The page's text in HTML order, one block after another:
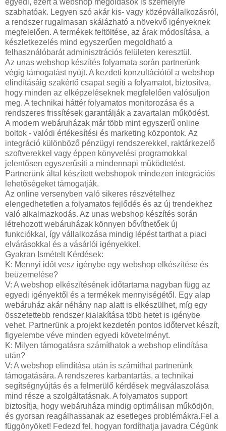
szabhatóak. Legyen szó akár kis- vagy középvállalkozásról,
a rendszer rugalmasan skálázható a növekvő igényeknek
megfelelően. A termékek feltöltése, az árak módosítása, a
készletkezelés mind egyszerűen megoldható a
felhasználóbarát adminisztrációs felületen keresztül.
Az unas webshop készítés folyamata során partnerünk
végig támogatást nyújt. A kezdeti konzultációtól a webshop
elindításáig szakértő csapat segíti a folyamatot, biztosítva,
hogy minden az elképzeléseknek megfelelően valósuljon
meg. A technikai háttér folyamatos monitorozása és a
rendszeres frissítések garantálják a zavartalan működést.
A modern webáruházak már több mint egyszerű online
boltok - valódi értékesítési és marketing központok. Az
integráció különböző pénzügyi rendszerekkel, raktárkezelő
szoftverekkel vagy éppen könyvelési programokkal
jelentősen egyszerűsíti a mindennapi működtetést.
Partnerünk által készített webshopok mindezen integrációs
lehetőségeket támogatják.
Az online versenyben való sikeres részvételhez
elengedhetetlen a folyamatos fejlődés és az új trendekhez
való alkalmazkodás. Az unas webshop készítés során
létrehozott webáruházak könnyen bővíthetőek új
funkciókkal, így vállalkozása mindig lépést tarthat a piaci
elvárásokkal és a vásárlói igényekkel.
Gyakran Ismételt Kérdések:
K: Mennyi időt vesz igénybe egy webshop elkészítése és
beüzemelése?
V: A webshop elkészítésének időtartama nagyban függ az
egyedi igényektől és a termékek mennyiségétől. Egy alap
webáruház akár néhány nap alatt is elkészülhet, míg egy
összetettebb rendszer kialakítása több hetet is igénybe
vehet. Partnerünk a projekt kezdetén pontos időtervet készít,
figyelembe véve minden egyedi követelményt.
K: Milyen támogatásra számíthatok a webshop elindítása
után?
V: A webshop elindítása után is számíthat partnerünk
támogatására. A rendszeres karbantartás, a technikai
segítségnyújtás és a felmerülő kérdések megválaszolása
mind része a szolgáltatásnak. A folyamatos support
biztosítja, hogy webáruháza mindig optimálisan működjön,
és gyorsan reagálhassanak az esetleges problémákra.Fel a
függönyöket! Fedezd fel, hogyan fordíthatja javadra Cégünk